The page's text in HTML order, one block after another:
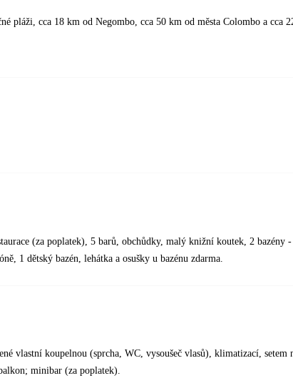
pláži, cca 18 km od Negombo, cca 50 km od města Colombo a cca
(za poplatek), 5 barů, obchůdky, malý knižní koutek, 2
1 dětský bazén, lehátka a osušky u bazénu zdarma.
vlastní koupelnou (sprcha, WC, vysoušeč vlasů), klimatizací, setem
minibar (za poplatek).